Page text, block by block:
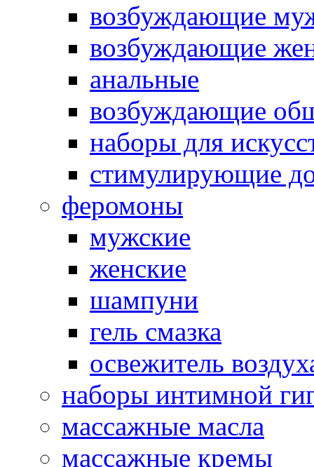
возбуждающие
возбуждающие
анальные
возбуждающие
наборы для
стимулирующие
феромоны
мужские
женские
шампуни
гель смазка
освежитель
наборы интимной
массажные масла
массажные кремы